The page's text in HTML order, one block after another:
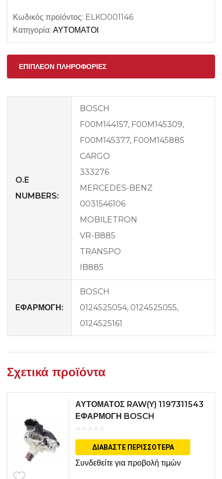
Κωδικός προϊόντος: ELKO001146
Κατηγορία: ΑΥΤΟΜΑΤΟΙ
ΕΠΙΠΛΈΟΝ ΠΛΗΡΟΦΟΡΊΕΣ
O.E
NUMBERS:
BOSCH
F00M144157, F00M145309,
F00M145377, F00M145885
CARGO
333276
MERCEDES-BENZ
0031546106
MOBILETRON
VR-B885
TRANSPO
IB885
EΦΑΡΜΟΓΗ:
BOSCH
0124525054, 0124525055,
0124525161
Σχετικά προϊόντα
ΑΥΤΟΜΑΤΟΣ RAW(Y) 1197311543
ΕΦΑΡΜΟΓΗ BOSCH
ΔΙΑΒΆΣΤΕ ΠΕΡΙΣΣΌΤΕΡΑ
Συνδεθείτε για προβολή τιμών